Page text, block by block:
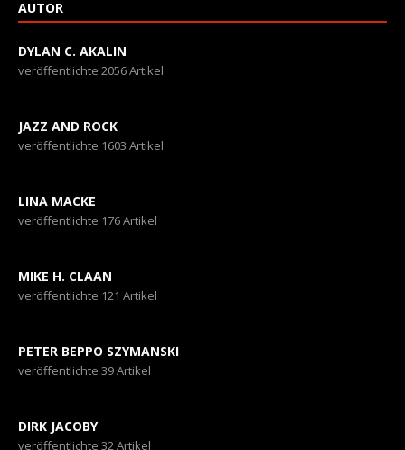
AUTOR
DYLAN C. AKALIN
veröffentlichte 2056 Artikel
JAZZ AND ROCK
veröffentlichte 1603 Artikel
LINA MACKE
veröffentlichte 176 Artikel
MIKE H. CLAAN
veröffentlichte 121 Artikel
PETER BEPPO SZYMANSKI
veröffentlichte 39 Artikel
DIRK JACOBY
veröffentlichte 32 Artikel